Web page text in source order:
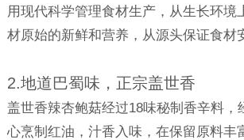
用现代科学管理食材生产，从生长环境
材原始的新鲜和营养，从源头保证食材
2.地道巴蜀味，正宗盖世香
盖世香辣杏鲍菇经过18味秘制香辛料，
心烹制红油，汁香入味，在保留原料丰